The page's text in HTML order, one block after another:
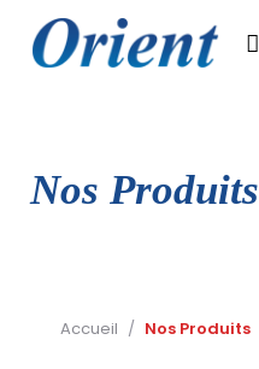
content
Nos Produits
Accueil / Nos Produits